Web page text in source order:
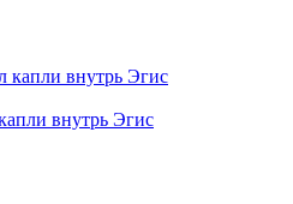
внутрь Эгис